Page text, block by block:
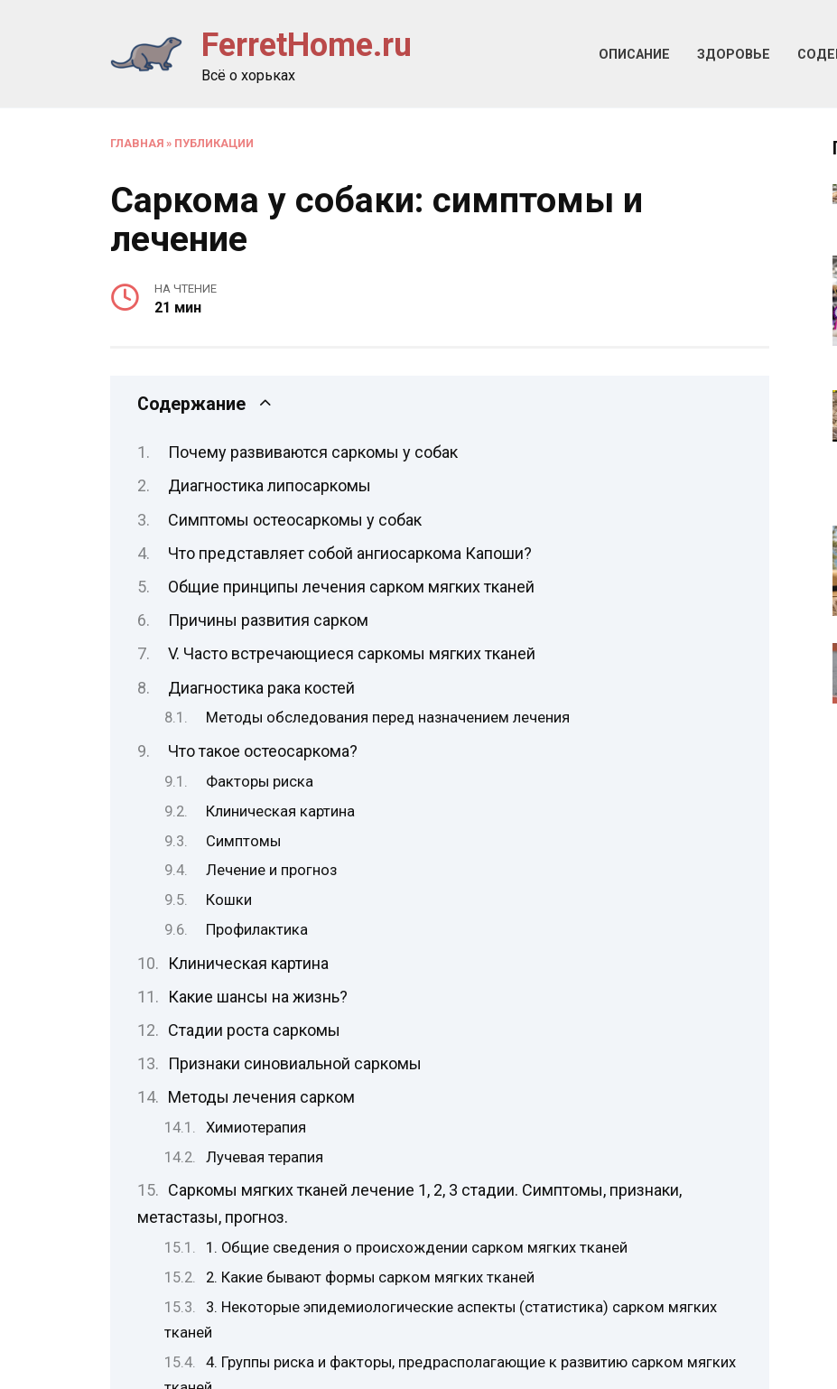
FerretHome.ru
Всё о хорьках
ОПИСАНИЕ ЗДОРОВЬЕ
ГЛАВНАЯ » ПУБЛИКАЦИИ
Саркома у собаки: симптомы и
лечение
НА ЧТЕНИЕ
21 мин
Содержание
Почему развиваются саркомы у собак
Диагностика липосаркомы
Симптомы остеосаркомы у собак
Что представляет собой ангиосаркома Капоши?
Общие принципы лечения сарком мягких тканей
Причины развития сарком
V. Часто встречающиеся саркомы мягких тканей
Диагностика рака костей
Методы обследования перед назначением лечения
Что такое остеосаркома?
Факторы риска
Клиническая картина
Симптомы
Лечение и прогноз
Кошки
Профилактика
Клиническая картина
Какие шансы на жизнь?
Стадии роста саркомы
Признаки синовиальной саркомы
Методы лечения сарком
Химиотерапия
Лучевая терапия
Саркомы мягких тканей лечение 1, 2, 3 стадии. Симптомы, признаки,
метастазы, прогноз.
1. Общие сведения о происхождении сарком мягких тканей
2. Какие бывают формы сарком мягких тканей
3. Некоторые эпидемиологические аспекты (статистика) сарком мягких
тканей
4. Группы риска и факторы, предрасполагающие к развитию сарком мягких